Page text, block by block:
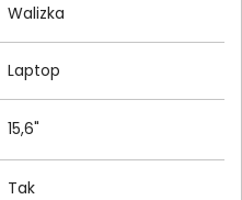
Walizka
Laptop
15,6"
Tak